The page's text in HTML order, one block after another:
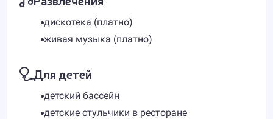
дискотека (платно)
живая музыка (платно)
Для детей
детский бассейн
детские стульчики в ресторане